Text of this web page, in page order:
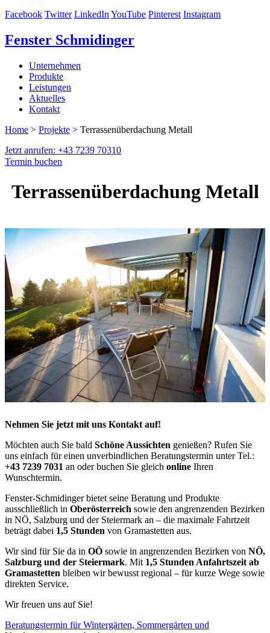
Facebook Twitter LinkedInYouTube Pinterest Instagram
Fenster Schmidinger
Unternehmen
Produkte
Leistungen
Aktuelles
Kontakt
Home > Projekte > Terrassenüberdachung Metall
Jetzt anrufen: +43 7239 70310
Termin buchen
Terrassenüberdachung Metall
Nehmen Sie jetzt mit uns Kontakt auf!
Möchten auch Sie bald Schöne Aussichten genießen? Rufen Sie
uns einfach für einen unverbindlichen Beratungstermin unter Tel.:
+43 7239 7031 an oder buchen Sie gleich online Ihren
Wunschtermin.
Fenster-Schmidinger bietet seine Beratung und Produkte
ausschließlich in Oberösterreich sowie den angrenzenden Bezirken
in NÖ, Salzburg und der Steiermark an – die maximale Fahrtzeit
beträgt dabei 1,5 Stunden von Gramastetten aus.
Wir sind für Sie da in OÖ sowie in angrenzenden Bezirken von NÖ,
Salzburg und der Steiermark. Mit 1,5 Stunden Anfahrtszeit ab
Gramastetten bleiben wir bewusst regional – für kurze Wege sowie
direkten Service.
Wir freuen uns auf Sie!
Beratungstermin für Wintergärten, Sommergärten und